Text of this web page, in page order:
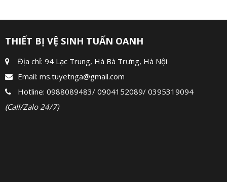
THIẾT BỊ VỆ SINH TUẤN OANH
Địa chỉ: 94 Lạc Trung, Hà Bà Trưng, Hà Nội
Email: ms.tuyetnga@gmail.com
Hotline: 0988089483/ 0904152089/ 0395319094
(Call/Zalo 24/7)